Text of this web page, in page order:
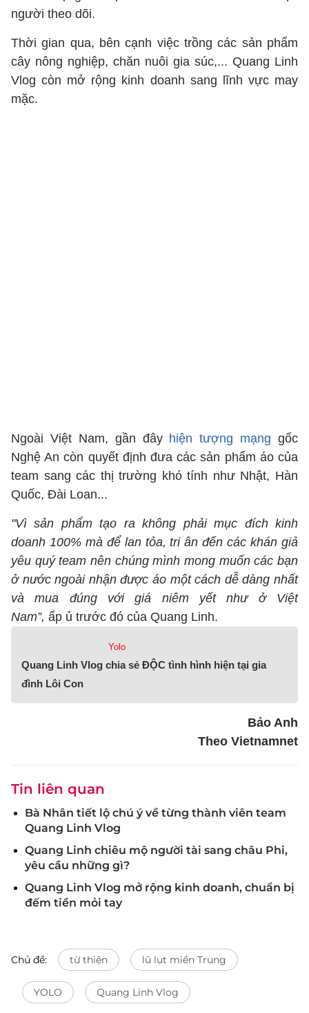
người theo dõi.
Thời gian qua, bên cạnh việc trồng các sản phẩm
cây nông nghiệp, chăn nuôi gia súc,... Quang Linh
Vlog còn mở rộng kinh doanh sang lĩnh vực may
mặc.
Ngoài Việt Nam, gần đây hiện tượng mạng gốc
Nghệ An còn quyết định đưa các sản phẩm áo của
team sang các thị trường khó tính như Nhật, Hàn
Quốc, Đài Loan...
"Vì sản phẩm tạo ra không phải mục đích kinh
doanh 100% mà để lan tỏa, tri ân đến các khán giả
yêu quý team nên chúng mình mong muốn các bạn
ở nước ngoài nhận được áo một cách dễ dàng nhất
và mua đúng với giá niêm yết như ở Việt
Nam”, ấp ủ trước đó của Quang Linh.
Yolo
Quang Linh Vlog chia sẻ ĐỘC tình hình hiện tại gia
đình Lôi Con
Bảo Anh
Theo Vietnamnet
Tin liên quan
Bà Nhân tiết lộ chú ý về từng thành viên team
Quang Linh Vlog
Quang Linh chiêu mộ người tài sang châu Phi,
yêu cầu những gì?
Quang Linh Vlog mở rộng kinh doanh, chuẩn bị
đếm tiền mỏi tay
Chủ đề: từ thiện lũ lụt miền Trung
YOLO Quang Linh Vlog